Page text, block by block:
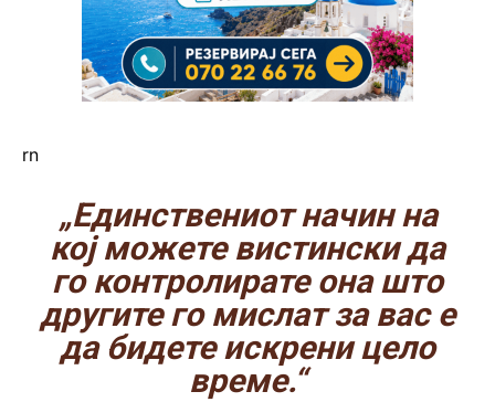
rn
„Единствениот начин на
кој можете вистински да
го контролирате она што
другите го мислат за вас е
да бидете искрени цело
време.“